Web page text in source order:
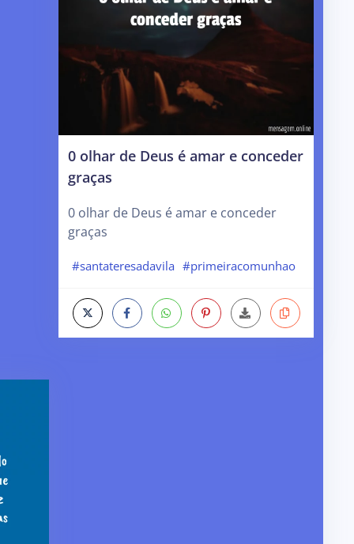
0 olhar de Deus é amar e conceder
graças
0 olhar de Deus é amar e conceder
graças
#santateresadavila #primeiracomunhao